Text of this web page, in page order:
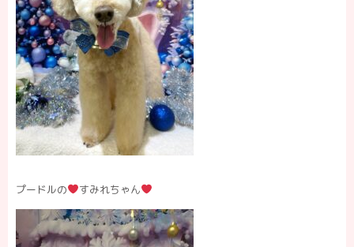
プードルの すみれちゃん